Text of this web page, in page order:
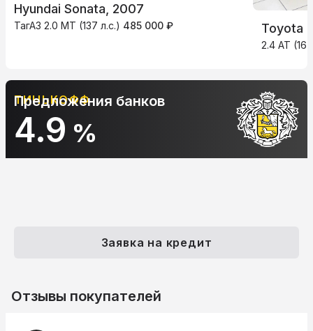
Hyundai Sonata, 2007
ТагАЗ 2.0 MT (137 л.с.) 485 000 ₽ Toyota
2.4 AT
ТИНЬКОФФ
4.9 %
Предложения банков
Заявка на кредит
Отзывы покупателей